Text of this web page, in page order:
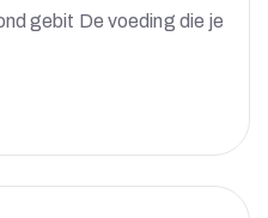
gebit De voeding die je